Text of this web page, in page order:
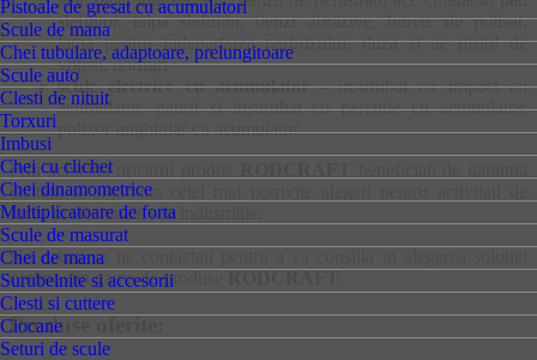
Pistoale de gresat cu acumulatori
Scule de mana
Chei tubulare, adaptoare, prelungitoare
Scule auto
Clesti de nituit
Torxuri
Imbusi
Chei cu clichet
Chei dinamometrice
Multiplicatoare de forta
Scule de masurat
Chei de mana
Surubelnite si accesorii
Clesti si cuttere
Ciocane
Seturi de scule
slefuitor, talpa slefuitor, benzi abrazive, burete de polisat,
lama pentru indepartarea parbrizului, duza si ac pistol de
vopsit, dornuri
scule electrice cu acumulator- insurubat cu impact cu
acumulator, gaurit si insurubat cu percutie cu acumulator,
polizor unghiular cu acumulator
Prin achizitia oricarui produs
calitatii si siguranta celei mai potrivite alegeri pentru activitati de
lucru profesionale sau industriale.
Nu ezitati sa ne contactati pentru a va consilia in alegerea solutiei
optime din gama de produse
Produse oferite: